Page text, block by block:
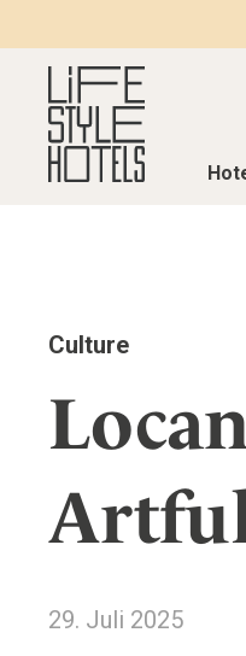
Alpine Lifestyle
Mindful Traveller
New Member
Culture
29. Juli 2025